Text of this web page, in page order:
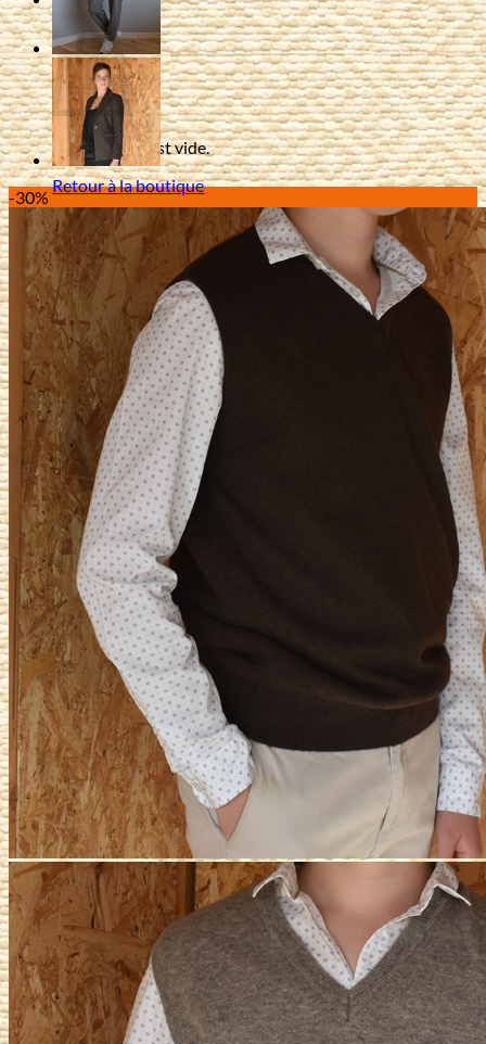
Panier
Votre panier est vide.
Retour à la boutique
Livraison offerte à partir de 80 € d'achat en France
-30%